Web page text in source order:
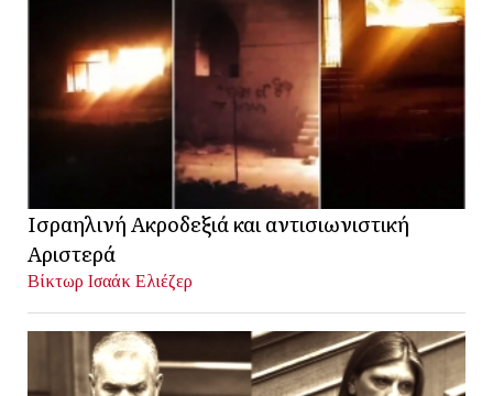
Ισραηλινή Ακροδεξιά και αντισιωνιστική
Αριστερά
Βίκτωρ Ισαάκ Ελιέζερ